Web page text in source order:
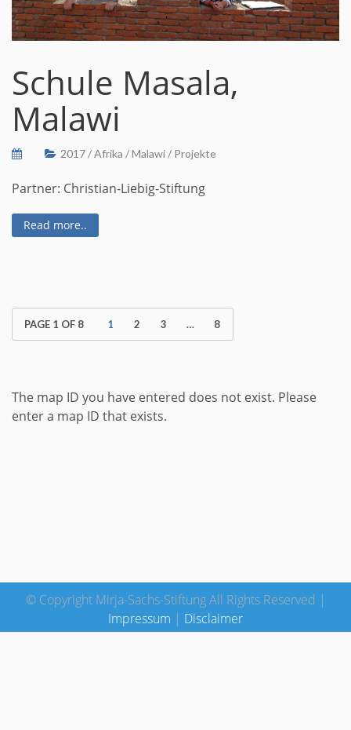
Schule Masala,
Malawi
2017/Afrika /Malawi/ Projekte
Partner: Christian-Liebig-Stiftung
Read more..
PAGE 1 OF 8 Page
1 Page
2 Page
3 … Page
8
The map ID you have entered does not exist. Please
enter a map ID that exists.
© Copyright Mirja-Sachs-Stiftung All Rights Reserved |
Impressum | Disclaimer